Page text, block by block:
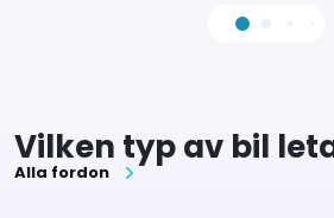
Vilken typ av bil
Alla fordon